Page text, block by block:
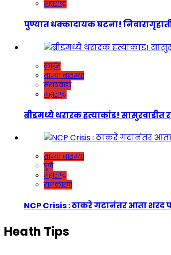
महाराष्ट्र
पुण्यात धक्कादायक घटना!
क्राईम
ताज्या बातम्या
मराठवाडा
महाराष्ट्र
बीडमध्ये थरारक हत्याकांड! सासुरवाडीत
ताज्या बातम्या
पुणे
महाराष्ट्र
राजकारण
NCP Crisis : ठाकरे गटानंतर आता शरद
Heath Tips